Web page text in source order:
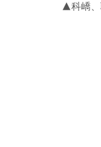
▲科嶠、